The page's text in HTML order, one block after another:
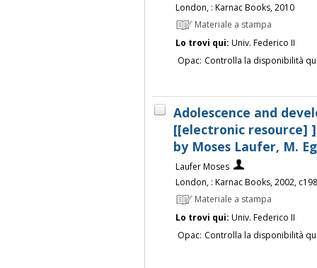
London, : Karnac Books, 2010
Materiale a stampa
Lo trovi qui: Univ. Federico II
Opac: Controlla la disponibilità
Adolescence and
[[electronic resource]
by Moses Laufer, M.
Laufer Moses
London, : Karnac Books, 2002,
Materiale a stampa
Lo trovi qui: Univ. Federico II
Opac: Controlla la disponibilità